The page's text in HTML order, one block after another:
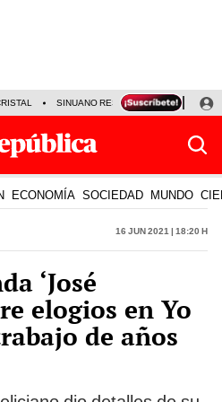
SINUANO RESULTADOS HOY
ECONOMÍA SOCIEDAD MUNDO
16 Jun 2021 | 18:20 h
‘José
elogios en Yo
de años